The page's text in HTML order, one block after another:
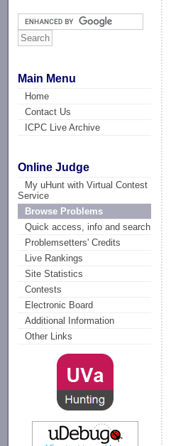
Main Menu
Home
Contact Us
ICPC Live Archive
Online Judge
My uHunt with Virtual Contest
Service
Browse Problems
Quick access, info and search
Problemsetters' Credits
Live Rankings
Site Statistics
Contests
Electronic Board
Additional Information
Other Links